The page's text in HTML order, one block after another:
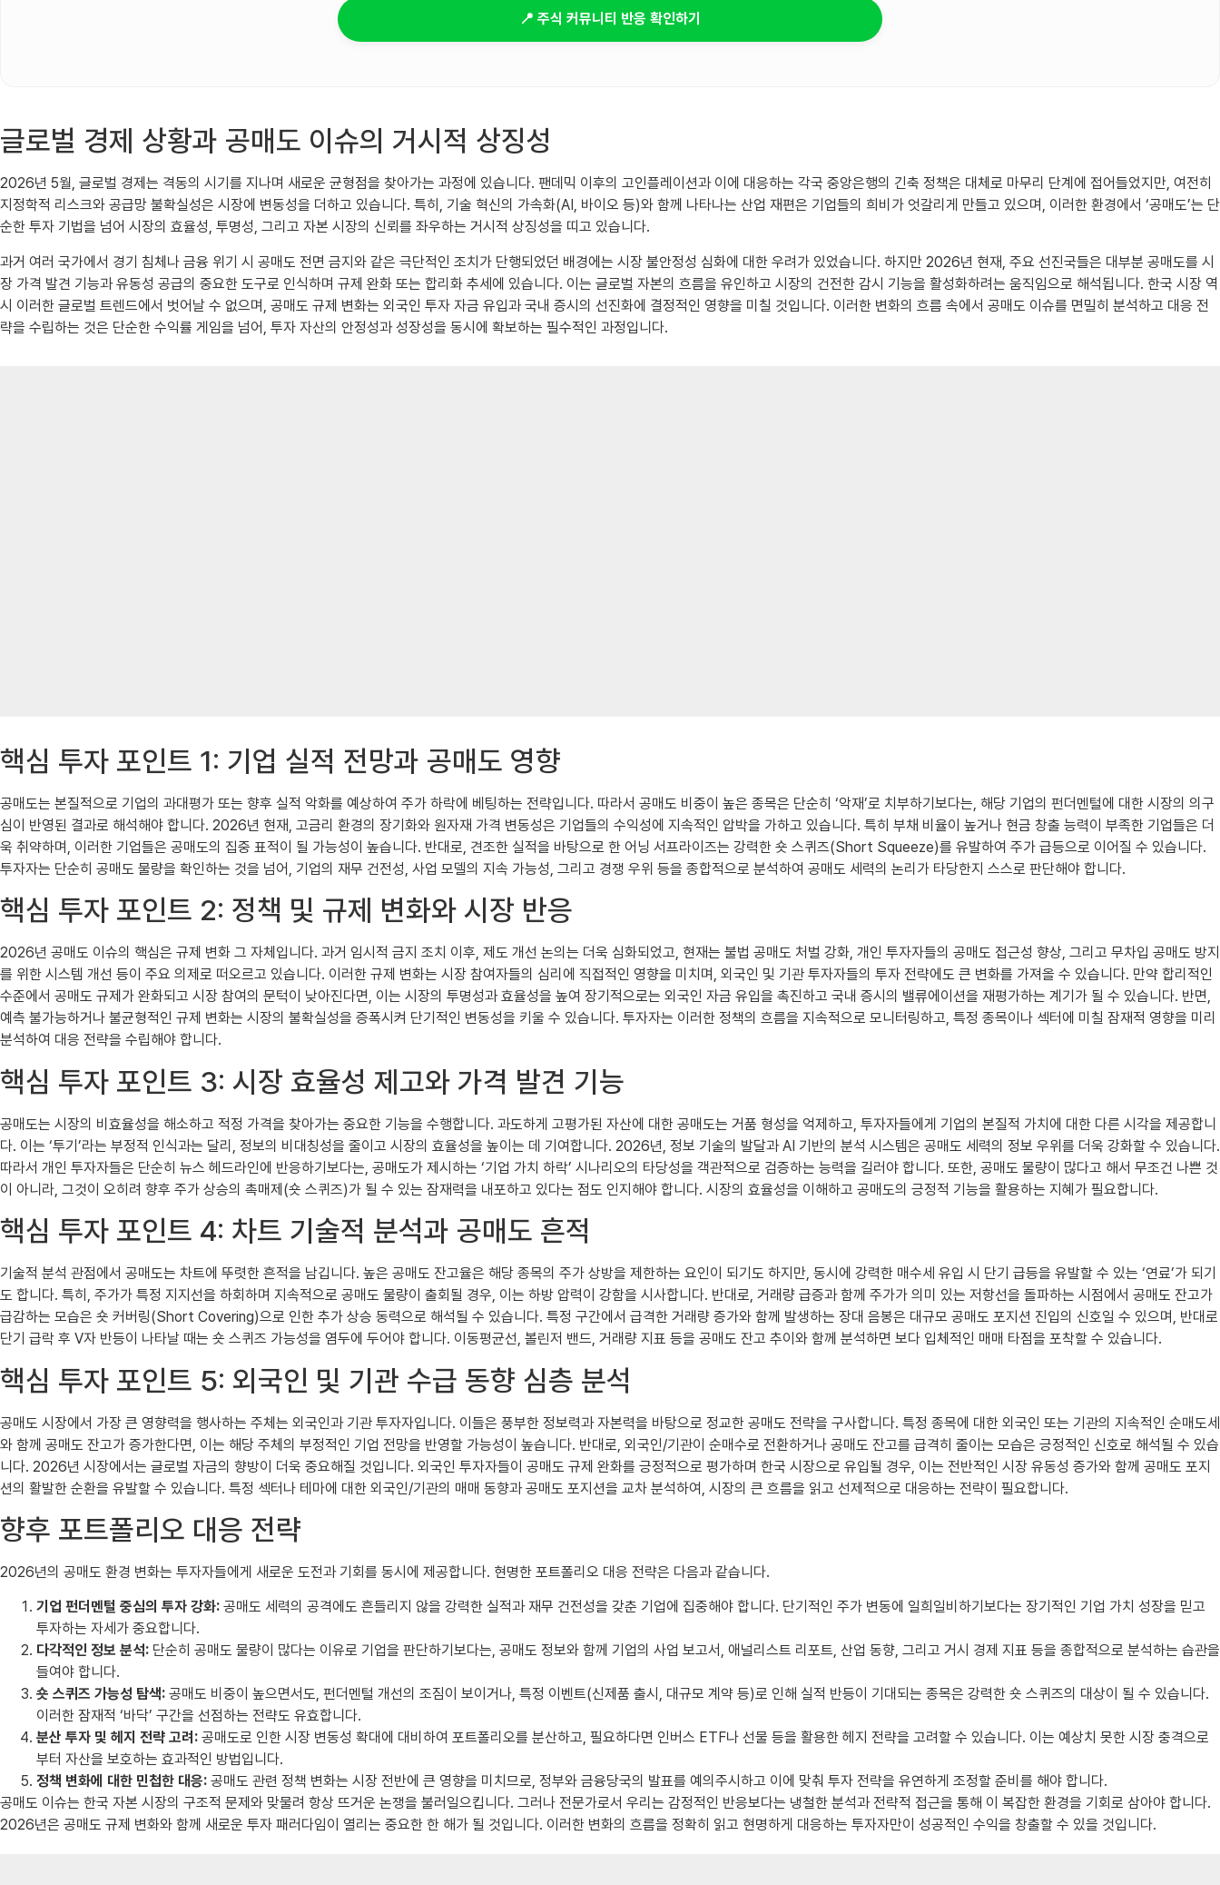
📍 주식 커뮤니티 반응 확인하기
글로벌 경제 상황과 공매도 이슈의 거시적 상징성
2026년 5월, 글로벌 경제는 격동의 시기를 지나며 새로운 균형점을 찾아가는 과정에 있습니다. 팬데믹 이후의 고인플레이션과 이에 대응하는 각국 중앙은행의 긴축 정책은 대체로 마무리 단계에 접어들었지만, 여전히
지정학적 리스크와 공급망 불확실성은 시장에 변동성을 더하고 있습니다. 특히, 기술 혁신의 가속화(AI, 바이오 등)와 함께 나타나는 산업 재편은 기업들의 희비가 엇갈리게 만들고 있으며, 이러한 환경에서 ‘공매도’는 단
순한 투자 기법을 넘어 시장의 효율성, 투명성, 그리고 자본 시장의 신뢰를 좌우하는 거시적 상징성을 띠고 있습니다.
과거 여러 국가에서 경기 침체나 금융 위기 시 공매도 전면 금지와 같은 극단적인 조치가 단행되었던 배경에는 시장 불안정성 심화에 대한 우려가 있었습니다. 하지만 2026년 현재, 주요 선진국들은 대부분 공매도를 시
장 가격 발견 기능과 유동성 공급의 중요한 도구로 인식하며 규제 완화 또는 합리화 추세에 있습니다. 이는 글로벌 자본의 흐름을 유인하고 시장의 건전한 감시 기능을 활성화하려는 움직임으로 해석됩니다. 한국 시장 역
시 이러한 글로벌 트렌드에서 벗어날 수 없으며, 공매도 규제 변화는 외국인 투자 자금 유입과 국내 증시의 선진화에 결정적인 영향을 미칠 것입니다. 이러한 변화의 흐름 속에서 공매도 이슈를 면밀히 분석하고 대응 전
략을 수립하는 것은 단순한 수익률 게임을 넘어, 투자 자산의 안정성과 성장성을 동시에 확보하는 필수적인 과정입니다.
핵심 투자 포인트 1: 기업 실적 전망과 공매도 영향
공매도는 본질적으로 기업의 과대평가 또는 향후 실적 악화를 예상하여 주가 하락에 베팅하는 전략입니다. 따라서 공매도 비중이 높은 종목은 단순히 ‘악재’로 치부하기보다는, 해당 기업의 펀더멘털에 대한 시장의 의구
심이 반영된 결과로 해석해야 합니다. 2026년 현재, 고금리 환경의 장기화와 원자재 가격 변동성은 기업들의 수익성에 지속적인 압박을 가하고 있습니다. 특히 부채 비율이 높거나 현금 창출 능력이 부족한 기업들은 더
욱 취약하며, 이러한 기업들은 공매도의 집중 표적이 될 가능성이 높습니다. 반대로, 견조한 실적을 바탕으로 한 어닝 서프라이즈는 강력한 숏 스퀴즈(Short Squeeze)를 유발하여 주가 급등으로 이어질 수 있습니다.
투자자는 단순히 공매도 물량을 확인하는 것을 넘어, 기업의 재무 건전성, 사업 모델의 지속 가능성, 그리고 경쟁 우위 등을 종합적으로 분석하여 공매도 세력의 논리가 타당한지 스스로 판단해야 합니다.
핵심 투자 포인트 2: 정책 및 규제 변화와 시장 반응
2026년 공매도 이슈의 핵심은 규제 변화 그 자체입니다. 과거 임시적 금지 조치 이후, 제도 개선 논의는 더욱 심화되었고, 현재는 불법 공매도 처벌 강화, 개인 투자자들의 공매도 접근성 향상, 그리고 무차입 공매도 방지
를 위한 시스템 개선 등이 주요 의제로 떠오르고 있습니다. 이러한 규제 변화는 시장 참여자들의 심리에 직접적인 영향을 미치며, 외국인 및 기관 투자자들의 투자 전략에도 큰 변화를 가져올 수 있습니다. 만약 합리적인
수준에서 공매도 규제가 완화되고 시장 참여의 문턱이 낮아진다면, 이는 시장의 투명성과 효율성을 높여 장기적으로는 외국인 자금 유입을 촉진하고 국내 증시의 밸류에이션을 재평가하는 계기가 될 수 있습니다. 반면,
예측 불가능하거나 불균형적인 규제 변화는 시장의 불확실성을 증폭시켜 단기적인 변동성을 키울 수 있습니다. 투자자는 이러한 정책의 흐름을 지속적으로 모니터링하고, 특정 종목이나 섹터에 미칠 잠재적 영향을 미리
분석하여 대응 전략을 수립해야 합니다.
핵심 투자 포인트 3: 시장 효율성 제고와 가격 발견 기능
공매도는 시장의 비효율성을 해소하고 적정 가격을 찾아가는 중요한 기능을 수행합니다. 과도하게 고평가된 자산에 대한 공매도는 거품 형성을 억제하고, 투자자들에게 기업의 본질적 가치에 대한 다른 시각을 제공합니
다. 이는 ‘투기’라는 부정적 인식과는 달리, 정보의 비대칭성을 줄이고 시장의 효율성을 높이는 데 기여합니다. 2026년, 정보 기술의 발달과 AI 기반의 분석 시스템은 공매도 세력의 정보 우위를 더욱 강화할 수 있습니다.
따라서 개인 투자자들은 단순히 뉴스 헤드라인에 반응하기보다는, 공매도가 제시하는 ‘기업 가치 하락’ 시나리오의 타당성을 객관적으로 검증하는 능력을 길러야 합니다. 또한, 공매도 물량이 많다고 해서 무조건 나쁜 것
이 아니라, 그것이 오히려 향후 주가 상승의 촉매제(숏 스퀴즈)가 될 수 있는 잠재력을 내포하고 있다는 점도 인지해야 합니다. 시장의 효율성을 이해하고 공매도의 긍정적 기능을 활용하는 지혜가 필요합니다.
핵심 투자 포인트 4: 차트 기술적 분석과 공매도 흔적
기술적 분석 관점에서 공매도는 차트에 뚜렷한 흔적을 남깁니다. 높은 공매도 잔고율은 해당 종목의 주가 상방을 제한하는 요인이 되기도 하지만, 동시에 강력한 매수세 유입 시 단기 급등을 유발할 수 있는 ‘연료’가 되기
도 합니다. 특히, 주가가 특정 지지선을 하회하며 지속적으로 공매도 물량이 출회될 경우, 이는 하방 압력이 강함을 시사합니다. 반대로, 거래량 급증과 함께 주가가 의미 있는 저항선을 돌파하는 시점에서 공매도 잔고가
급감하는 모습은 숏 커버링(Short Covering)으로 인한 추가 상승 동력으로 해석될 수 있습니다. 특정 구간에서 급격한 거래량 증가와 함께 발생하는 장대 음봉은 대규모 공매도 포지션 진입의 신호일 수 있으며, 반대로
단기 급락 후 V자 반등이 나타날 때는 숏 스퀴즈 가능성을 염두에 두어야 합니다. 이동평균선, 볼린저 밴드, 거래량 지표 등을 공매도 잔고 추이와 함께 분석하면 보다 입체적인 매매 타점을 포착할 수 있습니다.
핵심 투자 포인트 5: 외국인 및 기관 수급 동향 심층 분석
공매도 시장에서 가장 큰 영향력을 행사하는 주체는 외국인과 기관 투자자입니다. 이들은 풍부한 정보력과 자본력을 바탕으로 정교한 공매도 전략을 구사합니다. 특정 종목에 대한 외국인 또는 기관의 지속적인 순매도세
와 함께 공매도 잔고가 증가한다면, 이는 해당 주체의 부정적인 기업 전망을 반영할 가능성이 높습니다. 반대로, 외국인/기관이 순매수로 전환하거나 공매도 잔고를 급격히 줄이는 모습은 긍정적인 신호로 해석될 수 있습
니다. 2026년 시장에서는 글로벌 자금의 향방이 더욱 중요해질 것입니다. 외국인 투자자들이 공매도 규제 완화를 긍정적으로 평가하며 한국 시장으로 유입될 경우, 이는 전반적인 시장 유동성 증가와 함께 공매도 포지
션의 활발한 순환을 유발할 수 있습니다. 특정 섹터나 테마에 대한 외국인/기관의 매매 동향과 공매도 포지션을 교차 분석하여, 시장의 큰 흐름을 읽고 선제적으로 대응하는 전략이 필요합니다.
향후 포트폴리오 대응 전략
2026년의 공매도 환경 변화는 투자자들에게 새로운 도전과 기회를 동시에 제공합니다. 현명한 포트폴리오 대응 전략은 다음과 같습니다.
기업 펀더멘털 중심의 투자 강화: 공매도 세력의 공격에도 흔들리지 않을 강력한 실적과 재무 건전성을 갖춘 기업에 집중해야 합니다. 단기적인 주가 변동에 일희일비하기보다는 장기적인 기업 가치 성장을 믿고
투자하는 자세가 중요합니다.
다각적인 정보 분석: 단순히 공매도 물량이 많다는 이유로 기업을 판단하기보다는, 공매도 정보와 함께 기업의 사업 보고서, 애널리스트 리포트, 산업 동향, 그리고 거시 경제 지표 등을 종합적으로 분석하는 습관을
들여야 합니다.
숏 스퀴즈 가능성 탐색: 공매도 비중이 높으면서도, 펀더멘털 개선의 조짐이 보이거나, 특정 이벤트(신제품 출시, 대규모 계약 등)로 인해 실적 반등이 기대되는 종목은 강력한 숏 스퀴즈의 대상이 될 수 있습니다.
이러한 잠재적 ‘바닥’ 구간을 선점하는 전략도 유효합니다.
분산 투자 및 헤지 전략 고려: 공매도로 인한 시장 변동성 확대에 대비하여 포트폴리오를 분산하고, 필요하다면 인버스 ETF나 선물 등을 활용한 헤지 전략을 고려할 수 있습니다. 이는 예상치 못한 시장 충격으로
부터 자산을 보호하는 효과적인 방법입니다.
정책 변화에 대한 민첩한 대응: 공매도 관련 정책 변화는 시장 전반에 큰 영향을 미치므로, 정부와 금융당국의 발표를 예의주시하고 이에 맞춰 투자 전략을 유연하게 조정할 준비를 해야 합니다.
공매도 이슈는 한국 자본 시장의 구조적 문제와 맞물려 항상 뜨거운 논쟁을 불러일으킵니다. 그러나 전문가로서 우리는 감정적인 반응보다는 냉철한 분석과 전략적 접근을 통해 이 복잡한 환경을 기회로 삼아야 합니다.
2026년은 공매도 규제 변화와 함께 새로운 투자 패러다임이 열리는 중요한 한 해가 될 것입니다. 이러한 변화의 흐름을 정확히 읽고 현명하게 대응하는 투자자만이 성공적인 수익을 창출할 수 있을 것입니다.